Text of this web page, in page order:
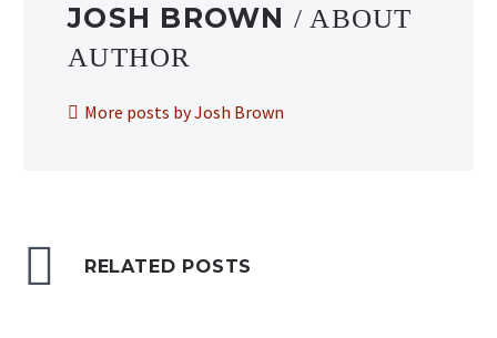
JOSH BROWN / ABOUT
AUTHOR
More posts by Josh Brown
RELATED POSTS